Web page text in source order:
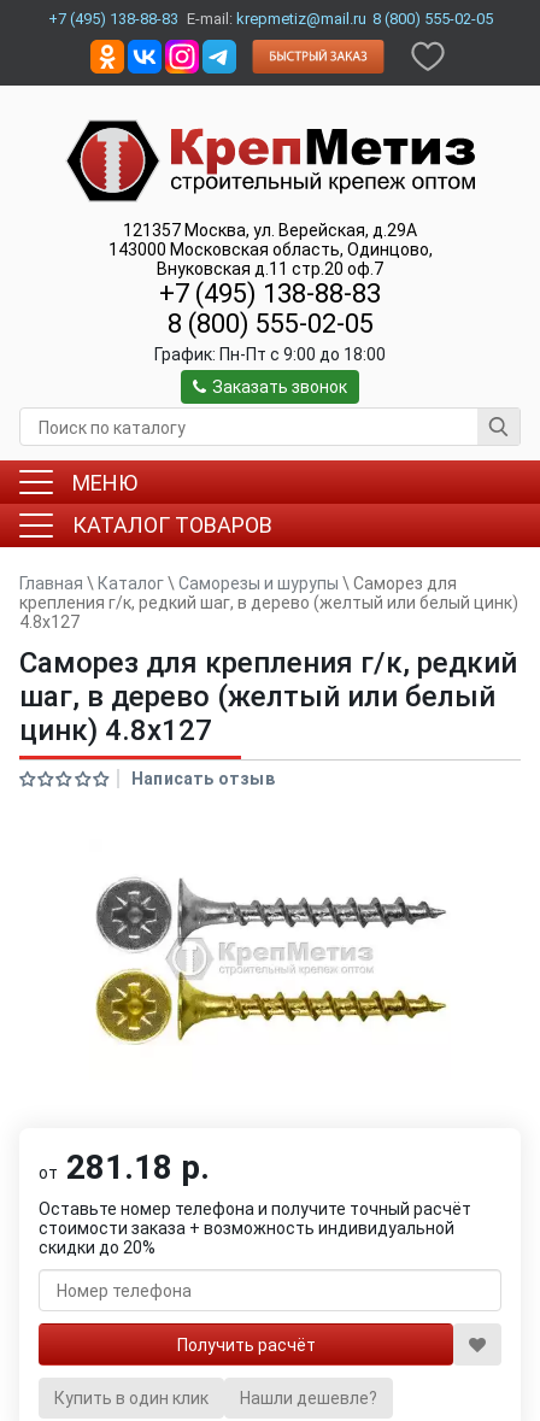
+7 (495) 138-88-83 E-mail: krepmetiz@mail.ru 8 (800) 555-02-05
121357 Москва, ул. Верейская, д.29А
143000 Московская область, Одинцово,
Внуковская д.11 стр.20 оф.7
+7 (495) 138-88-83
8 (800) 555-02-05
График: Пн-Пт c 9:00 до 18:00
Заказать звонок
МЕНЮ
КАТАЛОГ ТОВАРОВ
Главная \ Каталог\ Саморезы и шурупы \ Саморез для
крепления г/к, редкий шаг, в дерево (желтый или белый цинк)
4.8х127
Саморез для крепления г/к, редкий
шаг, в дерево (желтый или белый
цинк) 4.8х127
Написать отзыв
от 281.18 р.
Оставьте номер телефона и получите точный расчёт
стоимости заказа + возможность индивидуальной
скидки до 20%
Купить в один клик Нашли дешевле?